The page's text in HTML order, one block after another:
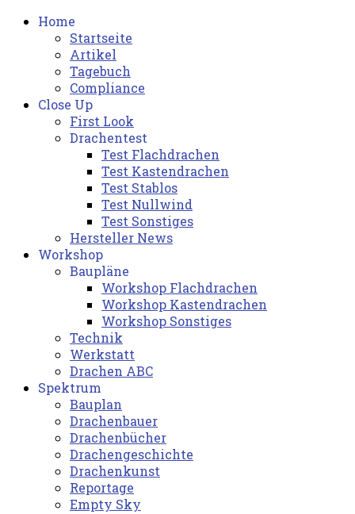
Home
Startseite
Artikel
Tagebuch
Compliance
Close Up
First Look
Drachentest
Test Flachdrachen
Test Kastendrachen
Test Stablos
Test Nullwind
Test Sonstiges
Hersteller News
Workshop
Baupläne
Workshop Flachdrachen
Workshop Kastendrachen
Workshop Sonstiges
Technik
Werkstatt
Drachen ABC
Spektrum
Bauplan
Drachenbauer
Drachenbücher
Drachengeschichte
Drachenkunst
Reportage
Empty Sky